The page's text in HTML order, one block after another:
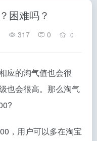
困难吗？
317 0 0
应的淘气值也会很
也会很高。那么淘气
，用户可以多在淘宝